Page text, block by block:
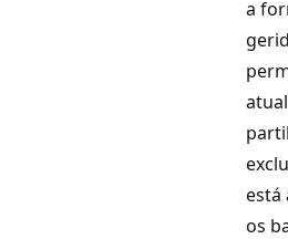
a
está
os